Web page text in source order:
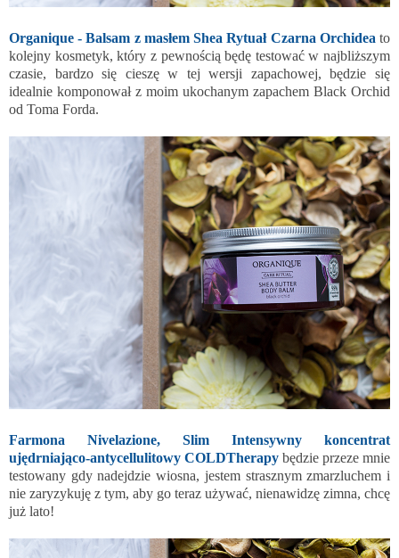
Organique - Balsam z masłem Shea Rytuał Czarna Orchidea to
kolejny kosmetyk, który z pewnością będę testować w najbliższym
czasie, bardzo się cieszę w tej wersji zapachowej, będzie się
idealnie komponował z moim ukochanym zapachem Black Orchid
od Toma Forda.
Farmona Nivelazione, Slim Intensywny koncentrat
ujędrniająco-antycellulitowy COLDTherapy będzie przeze mnie
testowany gdy nadejdzie wiosna, jestem strasznym zmarzluchem i
nie zaryzykuję z tym, aby go teraz używać, nienawidzę zimna, chcę
już lato!